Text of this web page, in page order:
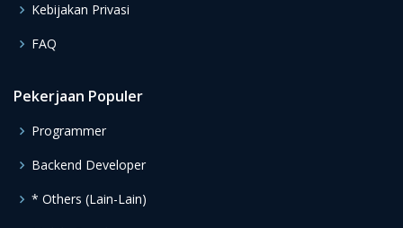
Kebijakan Privasi
FAQ
Pekerjaan Populer
Programmer
Backend Developer
* Others (Lain-Lain)